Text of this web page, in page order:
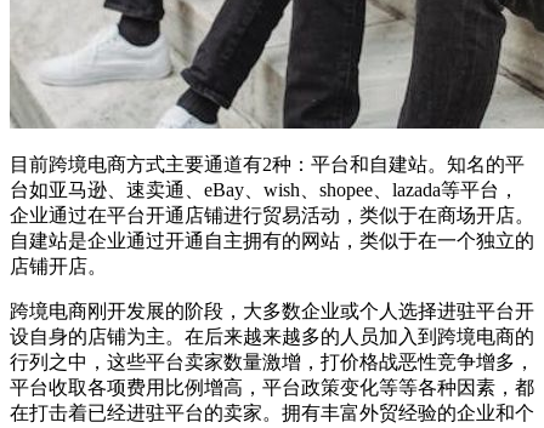
目前跨境电商方式主要通道有2种：平台和自建站。知名的平
台如亚马逊、速卖通、eBay、wish、shopee、lazada等平台，
企业通过在平台开通店铺进行贸易活动，类似于在商场开店。
自建站是企业通过开通自主拥有的网站，类似于在一个独立的
店铺开店。
跨境电商刚开发展的阶段，大多数企业或个人选择进驻平台开
设自身的店铺为主。在后来越来越多的人员加入到跨境电商的
行列之中，这些平台卖家数量激增，打价格战恶性竞争增多，
平台收取各项费用比例增高，平台政策变化等等各种因素，都
在打击着已经进驻平台的卖家。拥有丰富外贸经验的企业和个